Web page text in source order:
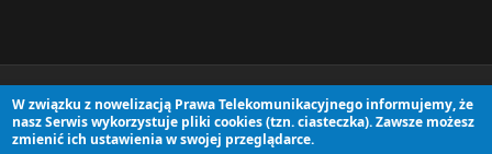
wszystkie prawa zastrzeżone © halley.pl aktuariusze sp z o.o.
centrala we Wrocławiu|oddział wWarszawie
W związku z nowelizacją Prawa Telekomunikacyjnego informujemy, że
nasz Serwis wykorzystuje pliki cookies (tzn. ciasteczka). Zawsze możesz
zmienić ich ustawienia w swojej przeglądarce.